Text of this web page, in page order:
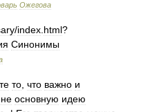
Ожегова
/index html?
Синонимы
то что важно и
основную идею